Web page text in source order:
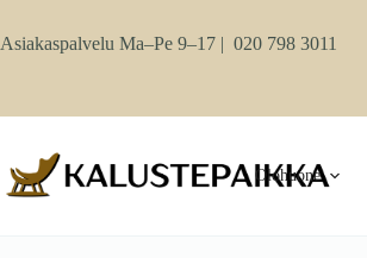
content
Asiakaspalvelu Ma–Pe 9–17 | 020 798 3011
Olohuone